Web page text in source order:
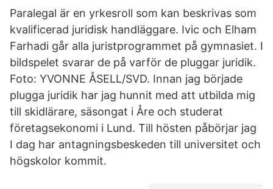
Paralegal är en yrkesroll som kan beskrivas som
kvalificerad juridisk handläggare. Ivic och Elham
Farhadi går alla juristprogrammet på gymnasiet. I
bildspelet svarar de på varför de pluggar juridik.
Foto: YVONNE ÅSELL/SVD. Innan jag började
plugga juridik har jag hunnit med att utbilda mig
till skidlärare, säsongat i Åre och studerat
företagsekonomi i Lund. Till hösten påbörjar jag
I dag har antagningsbeskeden till universitet och
högskolor kommit.